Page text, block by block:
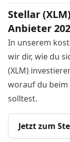
Stellar
Anbieter
In unserem
wir dir, wie du
(XLM)
worauf du
solltest.
Jetzt zum